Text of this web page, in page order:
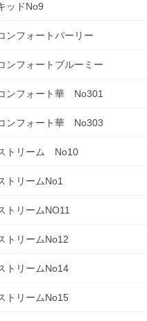
ドNo9
フォートパーリー
フォートブルーミー
ンフォート華 No301
ンフォート華 No303
トリーム No10
リームNo1
リームNO11
リームNo12
リームNo14
リームNo15